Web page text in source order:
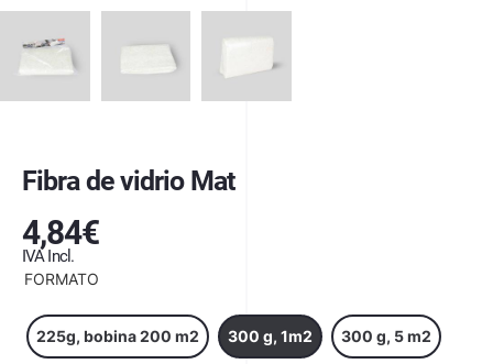
Fibra de vidrio Mat
4,84€
IVA Incl.
FORMATO
225g, bobina 200 m2 300 g, 1m2 300 g, 5 m2